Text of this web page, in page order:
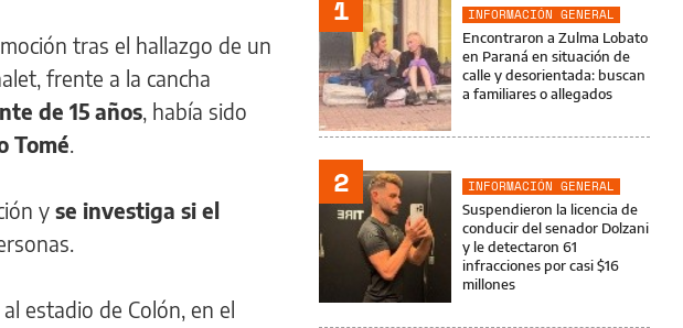
tras el hallazgo de un
frente a la cancha
de 15 años, había sido
Tomé.
y se investiga si el
estadio de Colón, en el
1
INFORMACIÓN GENERAL
Encontraron a Zulma Lobato
en Paraná en situación de
calle y desorientada: buscan
a familiares o allegados
2
INFORMACIÓN GENERAL
Suspendieron la licencia de
conducir del senador Dolzani
y le detectaron 61
infracciones por casi $16
millones